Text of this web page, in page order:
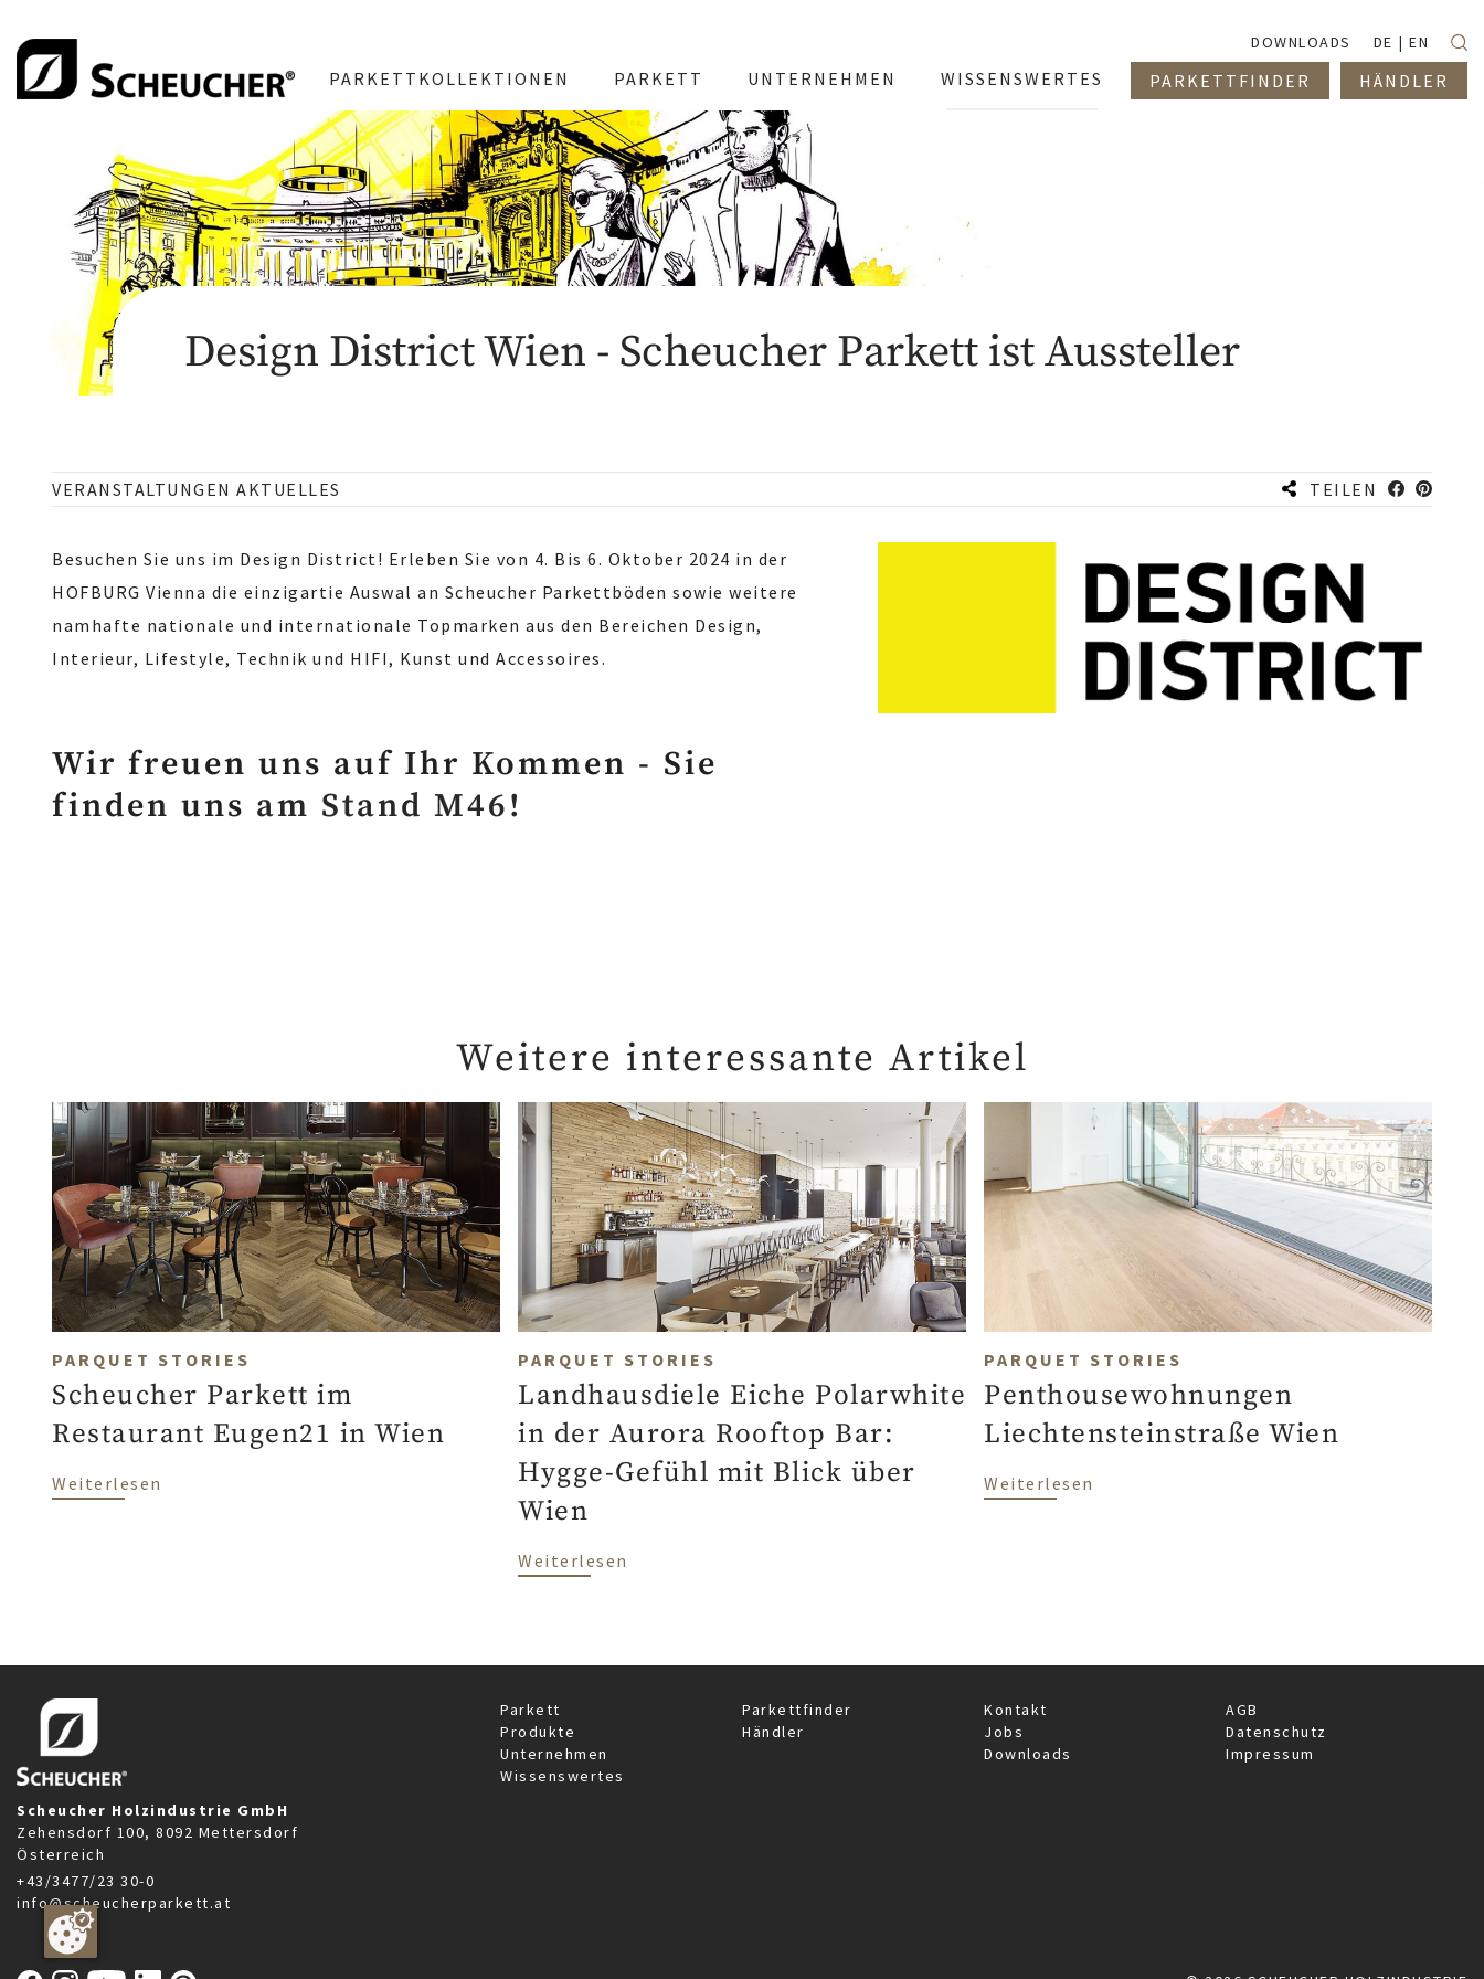
DOWNLOADS DE EN
PARKETTKOLLEKTIONEN PARKETT UNTERNEHMEN WISSENSWERTES PARKETTFINDER HÄNDLER
Design District Wien - Scheucher Parkett ist Aussteller
VERANSTALTUNGEN AKTUELLES TEILEN
Besuchen Sie uns im Design District! Erleben Sie von 4. Bis 6. Oktober 2024 in der
HOFBURG Vienna die einzigartie Auswal an Scheucher Parkettböden sowie weitere
namhafte nationale und internationale Topmarken aus den Bereichen Design,
Interieur, Lifestyle, Technik und HIFI, Kunst und Accessoires.
Wir freuen uns auf Ihr Kommen - Sie
finden uns am Stand M46!
Weitere interessante Artikel
PARQUET STORIES
Scheucher Parkett im
Restaurant Eugen21 in Wien
Weiterlesen über Scheucher Parkett im Restaurant Eugen21 in Wien
PARQUET STORIES
Landhausdiele Eiche Polarwhite
in der Aurora Rooftop Bar:
Hygge-Gefühl mit Blick über
Wien
Weiterlesen
PARQUET STORIES
Penthousewohnungen
Liechtensteinstraße Wien
Weiterlesen
Scheucher Holzindustrie GmbH
Zehensdorf 100, 8092 Mettersdorf
Österreich
+43/3477/23 30-0
info@scheucherparkett.at
Parkett
Produkte
Unternehmen
Wissenswertes
Parkettfinder
Händler
Kontakt
Jobs
Downloads
AGB
Datenschutz
Impressum